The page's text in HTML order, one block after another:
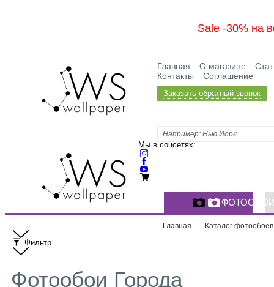
Sale -30% на
Главная О магазине
Контакты
Соглашение
Заказать обратный звонок
Мы в соцсетях:
Главная Каталог фотообоев
Фильтр
Фотообои Города